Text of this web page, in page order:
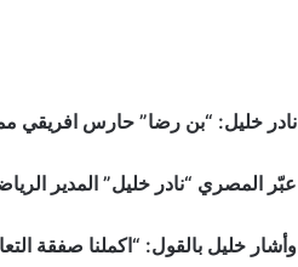
نادر خليل: “بن رضا” حارس افريقي
عبّر المصري “نادر خليل” المدير
وأشار خليل بالقول: “اكملنا صفقة